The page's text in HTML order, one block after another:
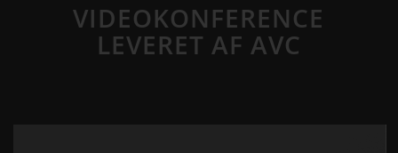
VIDEOKONFERENCE
LEVERET AF AVC